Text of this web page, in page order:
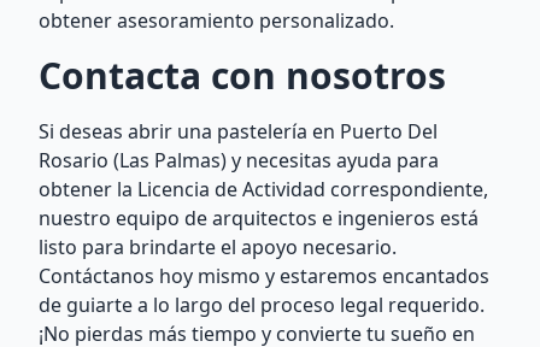
obtener asesoramiento personalizado.
Contacta con nosotros
Si deseas abrir una pastelería en Puerto Del
Rosario (Las Palmas) y necesitas ayuda para
obtener la Licencia de Actividad correspondiente,
nuestro equipo de arquitectos e ingenieros está
listo para brindarte el apoyo necesario.
Contáctanos hoy mismo y estaremos encantados
de guiarte a lo largo del proceso legal requerido.
¡No pierdas más tiempo y convierte tu sueño en